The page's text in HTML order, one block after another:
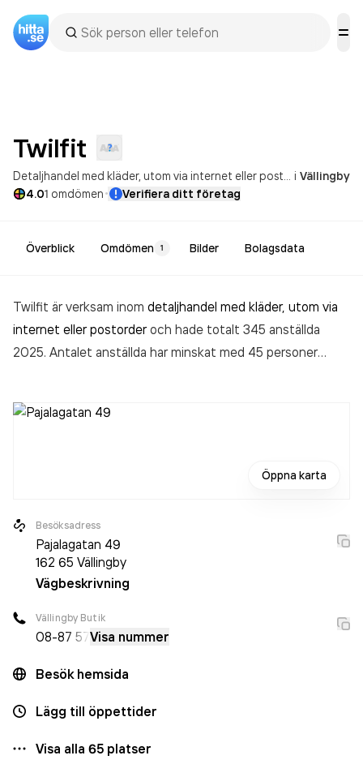
Twilfit
i Vällingby
4.01 omdömen· Verifiera ditt företag
Överblick Omdömen 1 Bilder Bolagsdata
Twilfit är verksam inom detaljhandel med kläder, utom via
internet eller postorderoch hade totalt 345 anställda
2025. Antalet anställda har minskat med 45 personer
Twilfitomsatte 303 187 000,00 kr
Öppna karta
Besöksadress
Pajalagatan 49
162 65 Vällingby
Vägbeskrivning
Vällingby Butik
08-87 57Visa nummer
Besök hemsida
Lägg till öppettider
Visa alla 65 platser